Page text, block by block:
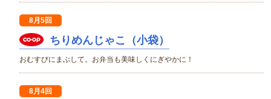
8月5回
ちりめんじゃこ（小袋）
おむすびにまぶして。お弁当も美味しくにぎやかに！
8月4回